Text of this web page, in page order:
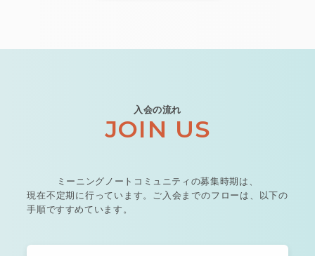
入会の流れ
JOIN US
ミーニングノートコミュニティの募集時期は、
現在不定期に行っています。 ご入会までのフローは、以下の
手順ですすめています。